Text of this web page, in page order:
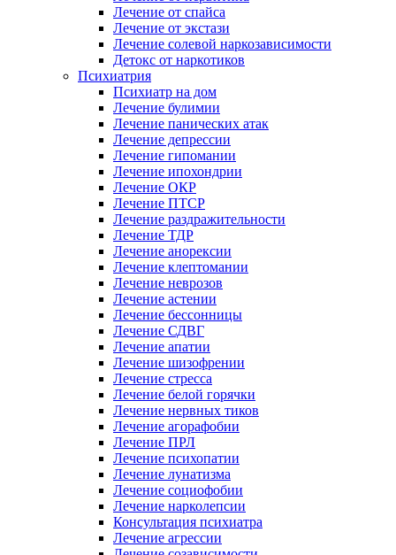
Лечение от спайса
Лечение от экстази
Лечение солевой наркозависимости
Детокс от наркотиков
Психиатрия
Психиатр на дом
Лечение булимии
Лечение панических атак
Лечение депрессии
Лечение гипомании
Лечение ипохондрии
Лечение ОКР
Лечение ПТСР
Лечение раздражительности
Лечение ТДР
Лечение анорексии
Лечение клептомании
Лечение неврозов
Лечение астении
Лечение бессонницы
Лечение СДВГ
Лечение апатии
Лечение шизофрении
Лечение стресса
Лечение белой горячки
Лечение нервных тиков
Лечение агорафобии
Лечение ПРЛ
Лечение психопатии
Лечение лунатизма
Лечение социофобии
Лечение нарколепсии
Консультация психиатра
Лечение агрессии